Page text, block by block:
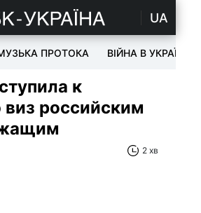
UA
ПРОТОКА ВІЙНА В УКРАЇНІ
к
российским
2 хв